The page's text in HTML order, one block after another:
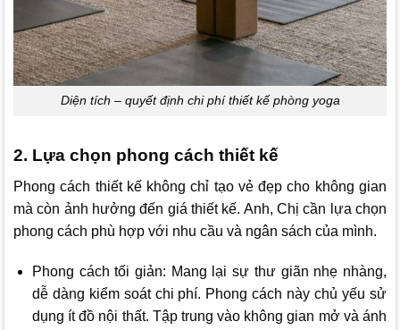
Diện tích – quyết định chi phí thiết kế phòng yoga
2. Lựa chọn phong cách thiết kế
Phong cách thiết kế không chỉ tạo vẻ đẹp cho không gian
mà còn ảnh hưởng đến giá thiết kế. Anh, Chị cần lựa chọn
phong cách phù hợp với nhu cầu và ngân sách của mình.
Phong cách tối giản: Mang lại sự thư giãn nhẹ nhàng,
dễ dàng kiểm soát chi phí. Phong cách này chủ yếu sử
dụng ít đồ nội thất. Tập trung vào không gian mở và ánh